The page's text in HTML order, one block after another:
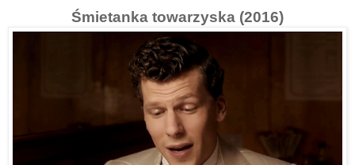
Śmietanka towarzyska (2016)